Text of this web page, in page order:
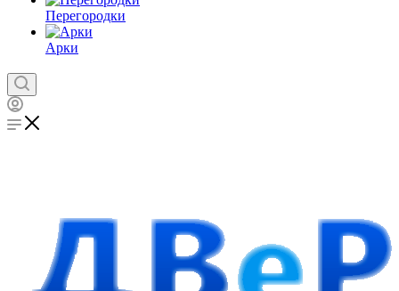
Перегородки
Арки